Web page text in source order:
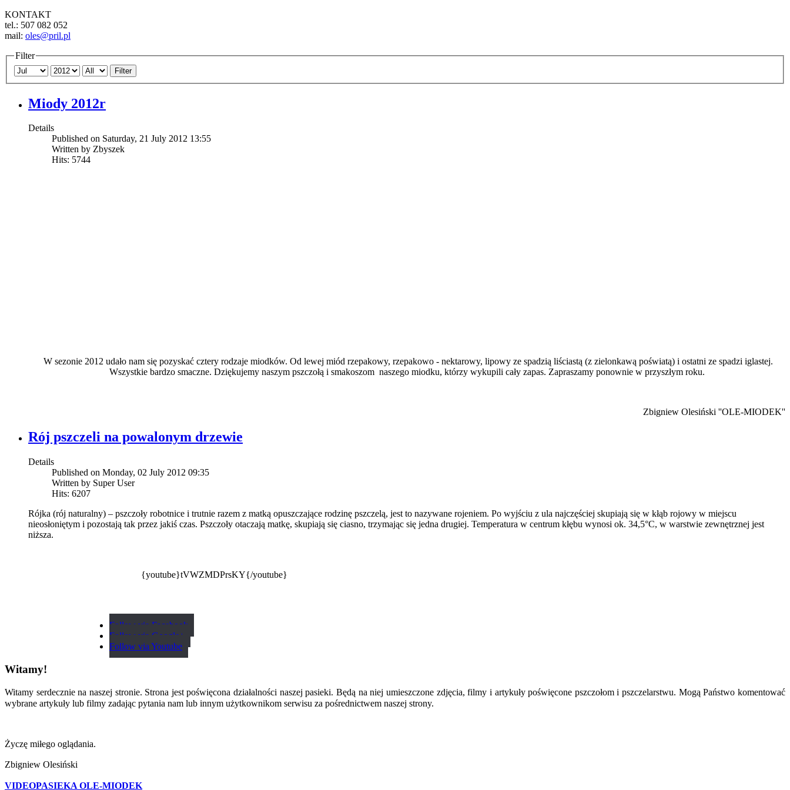
KONTAKT
tel.: 507 082 052
mail: oles@pril.pl
Filter
Filter
Miody 2012r
Details
Published on Saturday, 21 July 2012 13:55
Written by Zbyszek
Hits: 5744
W sezonie 2012 udało nam się pozyskać cztery rodzaje miodków. Od lewej miód rzepakowy, rzepakowo - nektarowy, lipowy ze spadzią liściastą (z zielonkawą poświatą) i ostatni ze spadzi iglastej.
Wszystkie bardzo smaczne. Dziękujemy naszym pszczołą i smakoszom naszego miodku, którzy wykupili cały zapas. Zapraszamy ponownie w przyszłym roku.
Zbigniew Olesiński ''OLE-MIODEK''
Rój pszczeli na powalonym drzewie
Details
Published on Monday, 02 July 2012 09:35
Written by Super User
Hits: 6207
Rójka (rój naturalny) – pszczoły robotnice i trutnie razem z matką opuszczające rodzinę pszczelą, jest to nazywane rojeniem. Po wyjściu z ula najczęściej skupiają się w kłąb rojowy w miejscu
nieosłoniętym i pozostają tak przez jakiś czas. Pszczoły otaczają matkę, skupiają się ciasno, trzymając się jedna drugiej. Temperatura w centrum kłębu wynosi ok. 34,5°C, w warstwie zewnętrznej jest
niższa.
{youtube}tVWZMDPrsKY{/youtube}
Follow via Facebook
Follow via Google+
Follow via Youtube
Witamy!
Witamy serdecznie na naszej stronie. Strona jest poświęcona działalności naszej pasieki. Będą na niej umieszczone zdjęcia, filmy i artykuły poświęcone pszczołom i pszczelarstwu. Mogą Państwo komentować
wybrane artykuły lub filmy zadając pytania nam lub innym użytkownikom serwisu za pośrednictwem naszej strony.
Życzę miłego oglądania.
Zbigniew Olesiński
VIDEOPASIEKA OLE-MIODEK